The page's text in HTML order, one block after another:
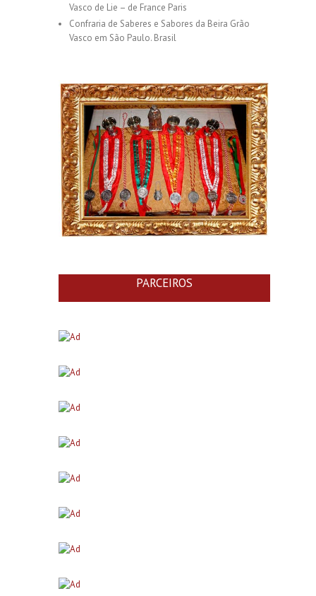
Vasco de Lie – de France Paris
Confraria de Saberes e Sabores da Beira Grão
Vasco em São Paulo. Brasil
PARCEIROS